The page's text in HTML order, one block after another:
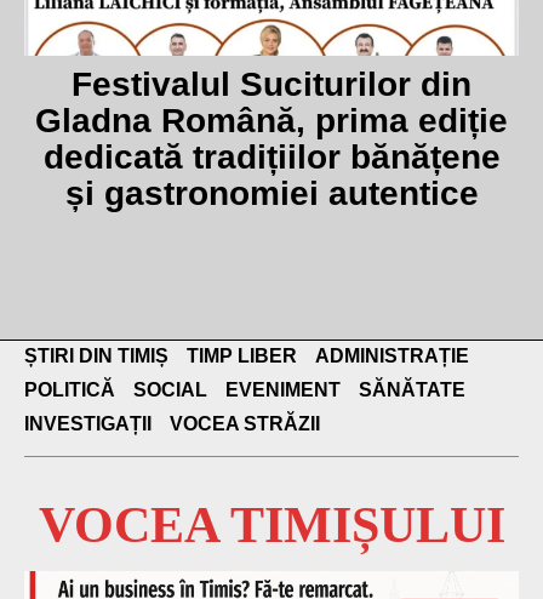
Festivalul Suciturilor din
Gladna Română, prima ediție
dedicată tradițiilor bănățene
și gastronomiei autentice
ȘTIRI DIN TIMIȘ TIMP LIBER
ADMINISTRAȚIE
POLITICĂ
SOCIAL EVENIMENT
SĂNĂTATE
INVESTIGAȚII
VOCEA STRĂZII
VOCEA TIMIȘULUI